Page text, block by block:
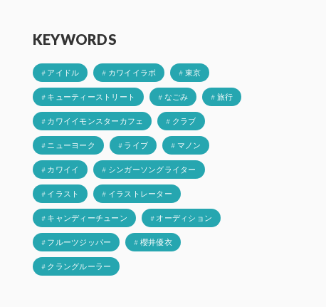
KEYWORDS
# アイドル # カワイイラボ # 東京
# キューティーストリート # なごみ # 旅行
# カワイイモンスターカフェ # クラブ
# ニューヨーク # ライブ # マノン
# カワイイ # シンガーソングライター
# イラスト # イラストレーター
# キャンディーチューン # オーディション
# フルーツジッパー # 櫻井優衣
# クラングルーラー